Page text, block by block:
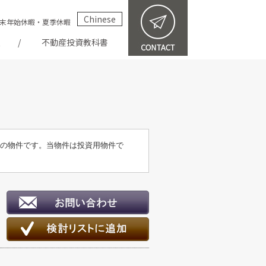
年始休暇・夏季休暇
Chinese
不動産投資教科書
物件です。当物件は投資用物件で